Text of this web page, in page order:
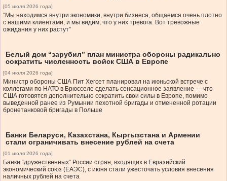
[05 июля 2026 года]
“Мы находимся внутри экономики, внутри бизнеса, общаемся очень плотно
с нашими клиентами, и мы видим, что у них тревога. Вот тревожные
ожидания у них растут”
Белый дом “зарубил” план министра обороны радикально
сократить численность войск США в Европе
[04 июля 2026 года]
Министр обороны США Пит Хегсет планировал на июньской встрече с
коллегами по НАТО в Брюсселе сделать сенсационное заявление — что
США готовятся дополнительно сократить свои силы в Европе, помимо
выведенной ранее из Румынии пехотной бригады и отмененной ротации
бронетанковой бригады в Польше
Банки Беларуси, Казахстана, Кыргызстана и Армении
стали ограничивать внесение рублей на счета
[01 июля 2026 года]
Банки “дружественных” России стран, входящих в Евразийский
экономический союз (ЕАЭС), с июня стали ужесточать условия внесения
наличных рублей на счета